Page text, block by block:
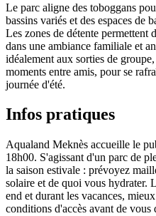
Le parc aligne des toboggans
bassins variés et des espaces de
Les zones de détente permettent
dans une ambiance familiale et
idéalement aux sorties de
moments entre amis, pour se
journée d'été.
Infos pratiques
Aqualand Meknès accueille le
18h00. S'agissant d'un parc de
la saison estivale : prévoyez
solaire et de quoi vous hydrater.
end et durant les vacances,
conditions d'accès avant de vous